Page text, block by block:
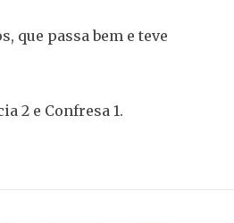
que passa bem e teve
2 e Confresa 1.